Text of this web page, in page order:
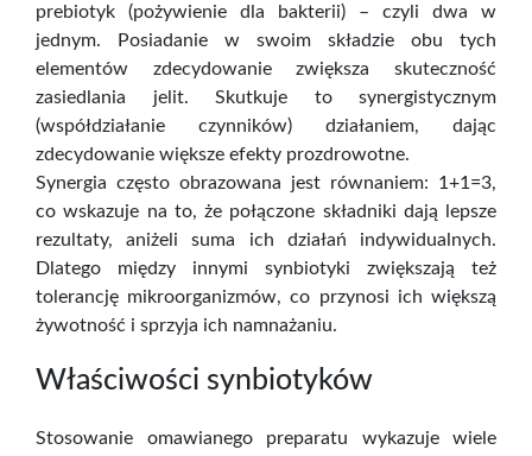
prebiotyk (pożywienie dla bakterii) – czyli dwa w
jednym. Posiadanie w swoim składzie obu tych
elementów zdecydowanie zwiększa skuteczność
zasiedlania jelit. Skutkuje to synergistycznym
(współdziałanie czynników) działaniem, dając
zdecydowanie większe efekty prozdrowotne.
Synergia często obrazowana jest równaniem: 1+1=3,
co wskazuje na to, że połączone składniki dają lepsze
rezultaty, aniżeli suma ich działań indywidualnych.
Dlatego między innymi synbiotyki zwiększają też
tolerancję mikroorganizmów, co przynosi ich większą
żywotność i sprzyja ich namnażaniu.
Właściwości synbiotyków
Stosowanie omawianego preparatu wykazuje wiele